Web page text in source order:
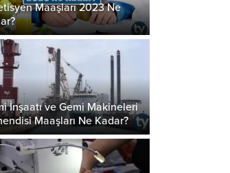
Maaşları 2023 Ne
İnşaatı ve Gemi Makineleri
Maaşları Ne Kadar?